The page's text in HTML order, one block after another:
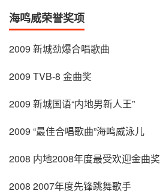
海鸣威荣誉奖项
2009 新城劲爆合唱歌曲
2009 TVB-8 金曲奖
2009 新城国语“内地男新人王”
2009 “最佳合唱歌曲”海鸣威泳儿
2008 内地2008年度最受欢迎金曲奖
2008 2007年度先锋跳舞歌手